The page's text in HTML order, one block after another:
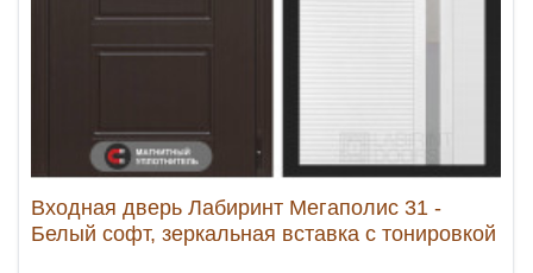
Входная дверь Лабиринт Мегаполис 31 -
Белый софт, зеркальная вставка с тонировкой